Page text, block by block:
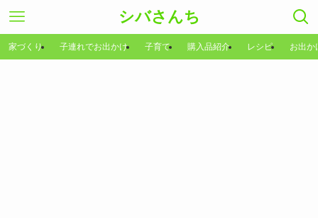
シバさんち
家づくり 子連れでお出かけ 子育て 購入品紹介 レシピ お出か